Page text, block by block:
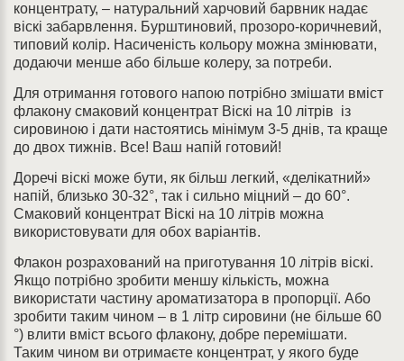
концентрату, – натуральний харчовий барвник надає
віскі забарвлення. Бурштиновий, прозоро-коричневий,
типовий колір. Насиченість кольору можна змінювати,
додаючи менше або більше колеру, за потреби.
Для отримання готового напою потрібно змішати вміст
флакону смаковий концентрат Віскі на 10 літрів із
сировиною і дати настоятись мінімум 3-5 днів, та краще
до двох тижнів. Все! Ваш напій готовий!
Доречі віскі може бути, як більш легкий, «делікатний»
напій, близько 30-32°, так і сильно міцний – до 60°.
Смаковий концентрат Віскі на 10 літрів можна
використовувати для обох варіантів.
Флакон розрахований на приготування 10 літрів віскі.
Якщо потрібно зробити меншу кількість, можна
використати частину ароматизатора в пропорції. Або
зробити таким чином – в 1 літр сировини (не більше 60
°) влити вміст всього флакону, добре перемішати.
Таким чином ви отримаєте концентрат, у якого буде